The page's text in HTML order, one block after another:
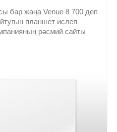
бар жаңа Venue 8 700 деп
планшет ислеп
рәсмий сайты